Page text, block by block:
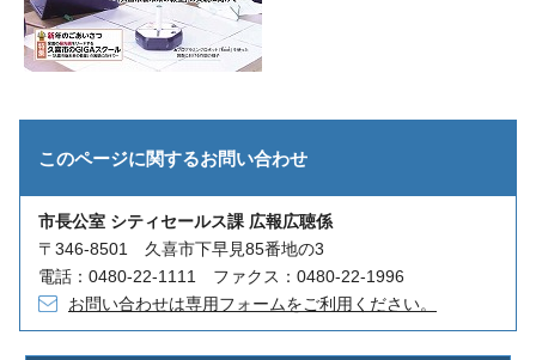
このページに関するお問い合わせ
市長公室 シティセールス課 広報広聴係
〒346-8501 久喜市下早見85番地の3
電話：0480-22-1111 ファクス：0480-22-1996
お問い合わせは専用フォームをご利用ください。